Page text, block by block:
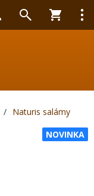
/ Naturis salámy
NOVINKA